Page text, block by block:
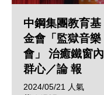
中鋼集團教育基
金會「監獄音樂
會」 治癒鐵窗內
群心／論 報
2024/05/21
人氣